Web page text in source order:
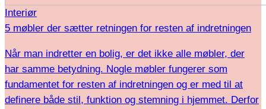
Interiør
5 møbler der sætter retningen for resten af indretningen
Når man indretter en bolig, er det ikke alle møbler, der
har samme betydning. Nogle møbler fungerer som
fundamentet for resten af indretningen og er med til at
definere både stil, funktion og stemning i hjemmet. Derfor